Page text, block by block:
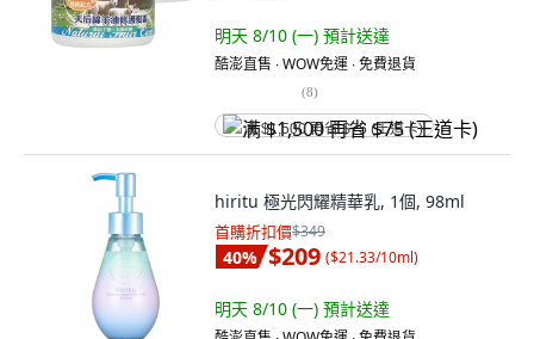
明天 8/10 (一) 預計送達
酷澎直售 ∙ WOW免運 ∙ 免費退貨
(8)
满 $1,500 再省 $75 (王道卡)
hiritu 極光閃耀精華乳, 1個, 98ml
首購折扣價$349
40% $209 ($21.33/10ml)
明天 8/10 (一) 預計送達